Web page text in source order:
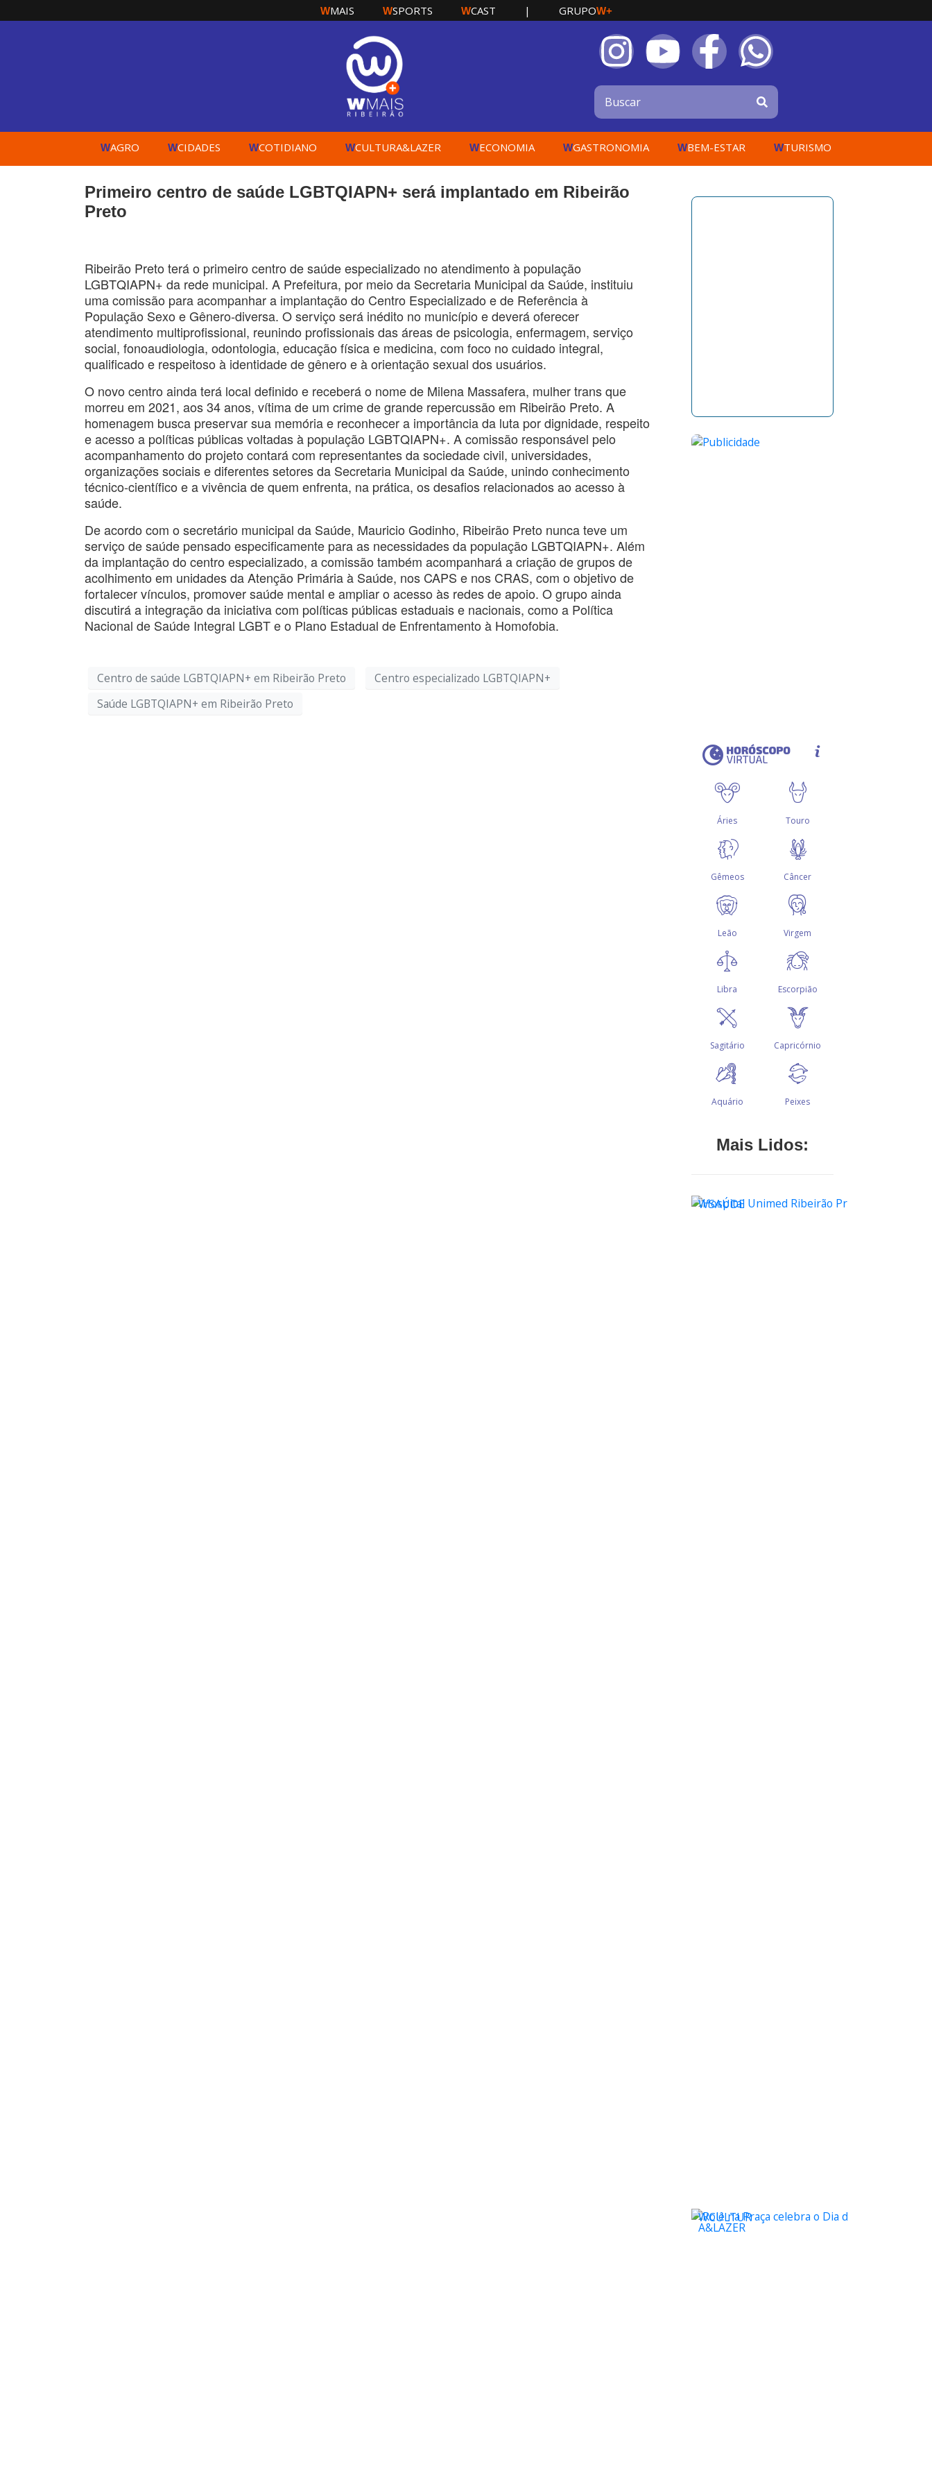
WMAIS WSPORTS WCAST | GRUPOW+
WAGRO WCIDADES WCOTIDIANO WCULTURA&LAZER WECONOMIA WGASTRONOMIA WBEM-ESTAR WTURISMO
Primeiro centro de saúde LGBTQIAPN+ será implantado em Ribeirão
Preto
Ribeirão Preto terá o primeiro centro de saúde especializado no atendimento à população
LGBTQIAPN+ da rede municipal. A Prefeitura, por meio da Secretaria Municipal da Saúde, instituiu
uma comissão para acompanhar a implantação do Centro Especializado e de Referência à
População Sexo e Gênero-diversa. O serviço será inédito no município e deverá oferecer
atendimento multiprofissional, reunindo profissionais das áreas de psicologia, enfermagem, serviço
social, fonoaudiologia, odontologia, educação física e medicina, com foco no cuidado integral,
qualificado e respeitoso à identidade de gênero e à orientação sexual dos usuários.
O novo centro ainda terá local definido e receberá o nome de Milena Massafera, mulher trans que
morreu em 2021, aos 34 anos, vítima de um crime de grande repercussão em Ribeirão Preto. A
homenagem busca preservar sua memória e reconhecer a importância da luta por dignidade, respeito
e acesso a políticas públicas voltadas à população LGBTQIAPN+. A comissão responsável pelo
acompanhamento do projeto contará com representantes da sociedade civil, universidades,
organizações sociais e diferentes setores da Secretaria Municipal da Saúde, unindo conhecimento
técnico-científico e a vivência de quem enfrenta, na prática, os desafios relacionados ao acesso à
saúde.
De acordo com o secretário municipal da Saúde, Mauricio Godinho, Ribeirão Preto nunca teve um
serviço de saúde pensado especificamente para as necessidades da população LGBTQIAPN+. Além
da implantação do centro especializado, a comissão também acompanhará a criação de grupos de
acolhimento em unidades da Atenção Primária à Saúde, nos CAPS e nos CRAS, com o objetivo de
fortalecer vínculos, promover saúde mental e ampliar o acesso às redes de apoio. O grupo ainda
discutirá a integração da iniciativa com políticas públicas estaduais e nacionais, como a Política
Nacional de Saúde Integral LGBT e o Plano Estadual de Enfrentamento à Homofobia.
Centro de saúde LGBTQIAPN+ em Ribeirão Preto
Centro especializado LGBTQIAPN+
Saúde LGBTQIAPN+ em Ribeirão Preto
Mais Lidos:
WSAÚDE
WCULTUR
A&LAZER